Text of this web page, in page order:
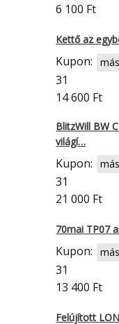
6 100 Ft
Kettő az
Kupon:
31
14 600 Ft
BlitzWill BW
világí…
Kupon:
31
21 000 Ft
70mai TP07
Kupon:
31
13 400 Ft
Felújított